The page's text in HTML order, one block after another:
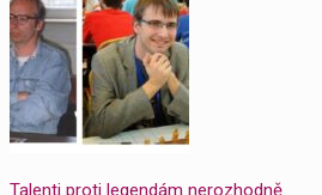
Talenti proti legendám nerozhodně